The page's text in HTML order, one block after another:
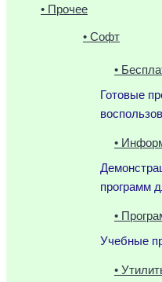
• Прочее
• Софт
•
Готовые
•
программ
•
Учебные
•